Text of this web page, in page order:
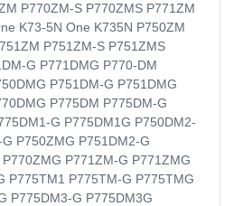
P770ZM-S P770ZMS P771ZM
K73-5N One K735N P750ZM
P751ZM-S P751ZMS
G P771DMG P770-DM
P751DM-G P751DMG
P775DM P775DM-G
G P775DM1G P750DM2-
P750ZMG P751DM2-G
P771ZM-G P771ZMG
P775TM1 P775TM-G P775TMG
P775DM3-G P775DM3G